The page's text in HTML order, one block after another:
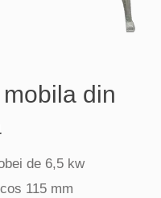
din
de 6,5 kw
115 mm